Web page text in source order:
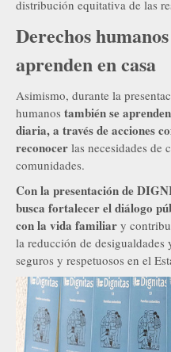
distribución equitativa de las
Derechos
aprenden en casa
Asimismo, durante la
humanos también se
diaria, a través de acciones
reconocer las necesidades de
comunidades.
Con la presentación de
busca fortalecer el diálogo
con la vida familiar y
la reducción de
seguros y respetuosos en el